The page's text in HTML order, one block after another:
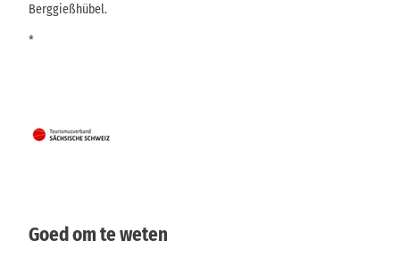
Berggießhübel.
*
Goed om te weten